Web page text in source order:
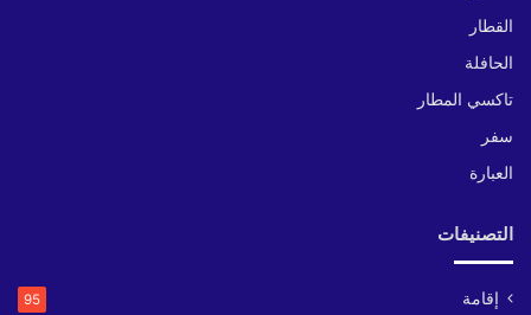
القطار
الحافلة
تاكسي المطار
سفر
العبارة
التصنيفات
إقامة 95